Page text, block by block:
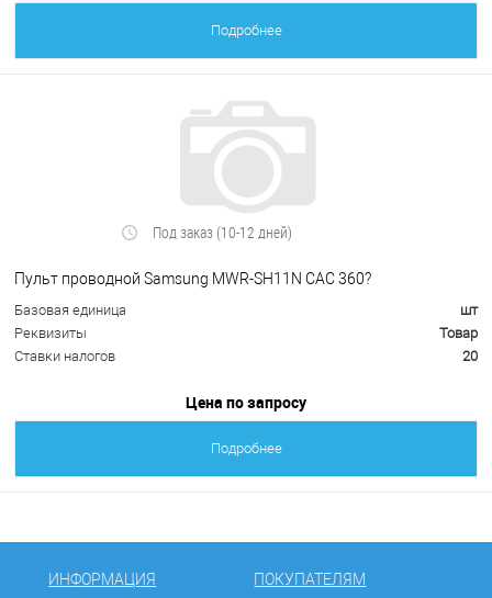
Подробнее
Под заказ (10-12 дней)
Пульт проводной Samsung MWR-SH11N CAC 360?
Базовая единица
шт
Реквизиты
Товар
Ставки налогов
20
Цена по запросу
Подробнее
ИНФОРМАЦИЯ
ПОКУПАТЕЛЯМ